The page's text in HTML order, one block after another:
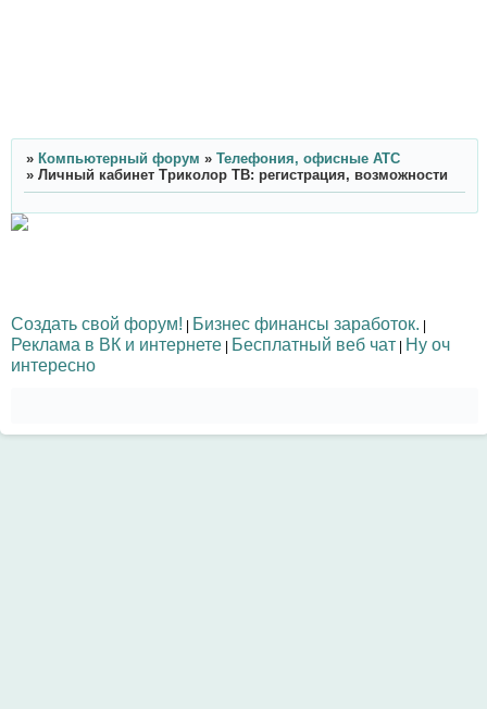
» Компьютерный форум » Телефония, офисные АТС
» Личный кабинет Триколор ТВ: регистрация, возможности
Создать свой форум! | Бизнес финансы заработок. |
Реклама в ВК и интернете | Бесплатный веб чат | Ну оч
интересно